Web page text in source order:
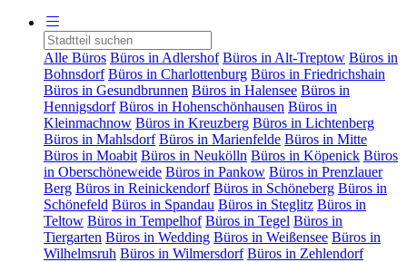
Alle Büros Büros in Adlershof Büros in Alt-Treptow Büros in
Bohnsdorf Büros in Charlottenburg Büros in Friedrichshain
Büros in Gesundbrunnen Büros in Halensee Büros in
Hennigsdorf Büros in Hohenschönhausen Büros in
Kleinmachnow Büros in Kreuzberg Büros in Lichtenberg
Büros in Mahlsdorf Büros in Marienfelde Büros in Mitte
Büros in Moabit Büros in Neukölln Büros in Köpenick Büros
in Oberschöneweide Büros in Pankow Büros in Prenzlauer
Berg Büros in Reinickendorf Büros in Schöneberg Büros in
Schönefeld Büros in Spandau Büros in Steglitz Büros in
Teltow Büros in Tempelhof Büros in Tegel Büros in
Tiergarten Büros in Wedding Büros in Weißensee Büros in
Wilhelmsruh Büros in Wilmersdorf Büros in Zehlendorf